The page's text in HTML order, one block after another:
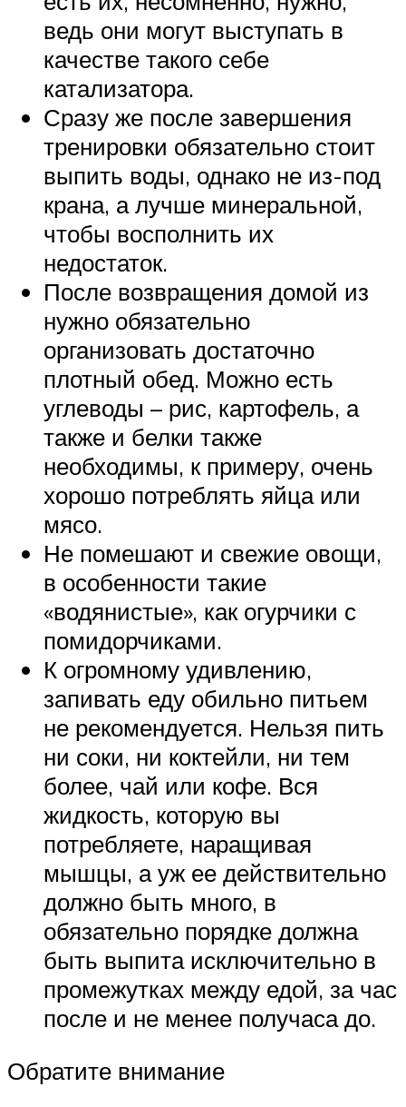
ведь они могут выступать в
качестве такого себе
катализатора.
Сразу же после завершения
тренировки обязательно стоит
выпить воды, однако не из-под
крана, а лучше минеральной,
чтобы восполнить их
недостаток.
После возвращения домой из
нужно обязательно
организовать достаточно
плотный обед. Можно есть
углеводы – рис, картофель, а
также и белки также
необходимы, к примеру, очень
хорошо потреблять яйца или
мясо.
Не помешают и свежие овощи,
в особенности такие
«водянистые», как огурчики с
помидорчиками.
К огромному удивлению,
запивать еду обильно питьем
не рекомендуется. Нельзя пить
ни соки, ни коктейли, ни тем
более, чай или кофе. Вся
жидкость, которую вы
потребляете, наращивая
мышцы, а уж ее действительно
должно быть много, в
обязательно порядке должна
быть выпита исключительно в
промежутках между едой, за час
после и не менее получаса до.
Обратите внимание